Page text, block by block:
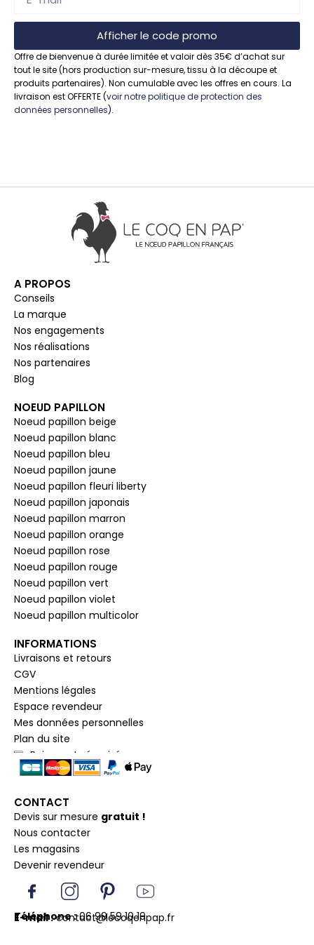
Afficher le code promo
Offre de bienvenue à durée limitée et valoir dès 35€ d’achat sur
tout le site (hors production sur-mesure, tissu à la découpe et
produits partenaires). Non cumulable avec les offres en cours. La
livraison est OFFERTE (voir notre politique de protection des
données personnelles).
A PROPOS
Conseils
La marque
Nos engagements
Nos réalisations
Nos partenaires
Blog
NOEUD PAPILLON
Noeud papillon beige
Noeud papillon blanc
Noeud papillon bleu
Noeud papillon jaune
Noeud papillon fleuri liberty
Noeud papillon japonais
Noeud papillon marron
Noeud papillon orange
Noeud papillon rose
Noeud papillon rouge
Noeud papillon vert
Noeud papillon violet
Noeud papillon multicolor
INFORMATIONS
Livraisons et retours
CGV
Mentions légales
Espace revendeur
Mes données personnelles
Plan du site
Paiement sécurisé
CONTACT
Devis sur mesure gratuit !
Nous contacter
Les magasins
Devenir revendeur
I
c
o
I
n
s
P
i
n
Y
o
u
Téléphone :06 99 59 10 19
E-mail :contact@lecoqenpap.fr